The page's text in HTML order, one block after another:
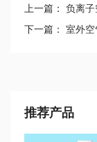
上一篇： 负离
货】
下一篇： 室外
推荐产品